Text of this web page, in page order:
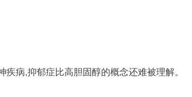
病,抑郁症比高胆固醇的概念还难被理解。